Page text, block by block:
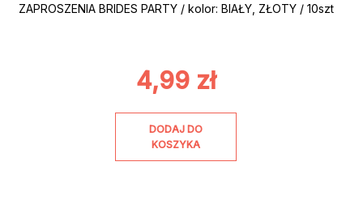
ZAPROSZENIA BRIDES PARTY / kolor: BIAŁY, ZŁOTY / 10szt
4,99 zł
DODAJ DO
KOSZYKA